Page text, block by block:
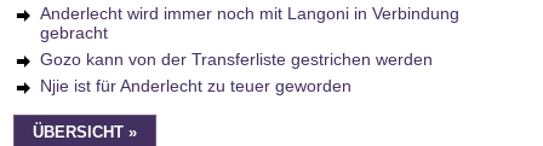
Anderlecht wird immer noch mit Langoni in Verbindung
gebracht
Gozo kann von der Transferliste gestrichen werden
Njie ist für Anderlecht zu teuer geworden
ÜBERSICHT »